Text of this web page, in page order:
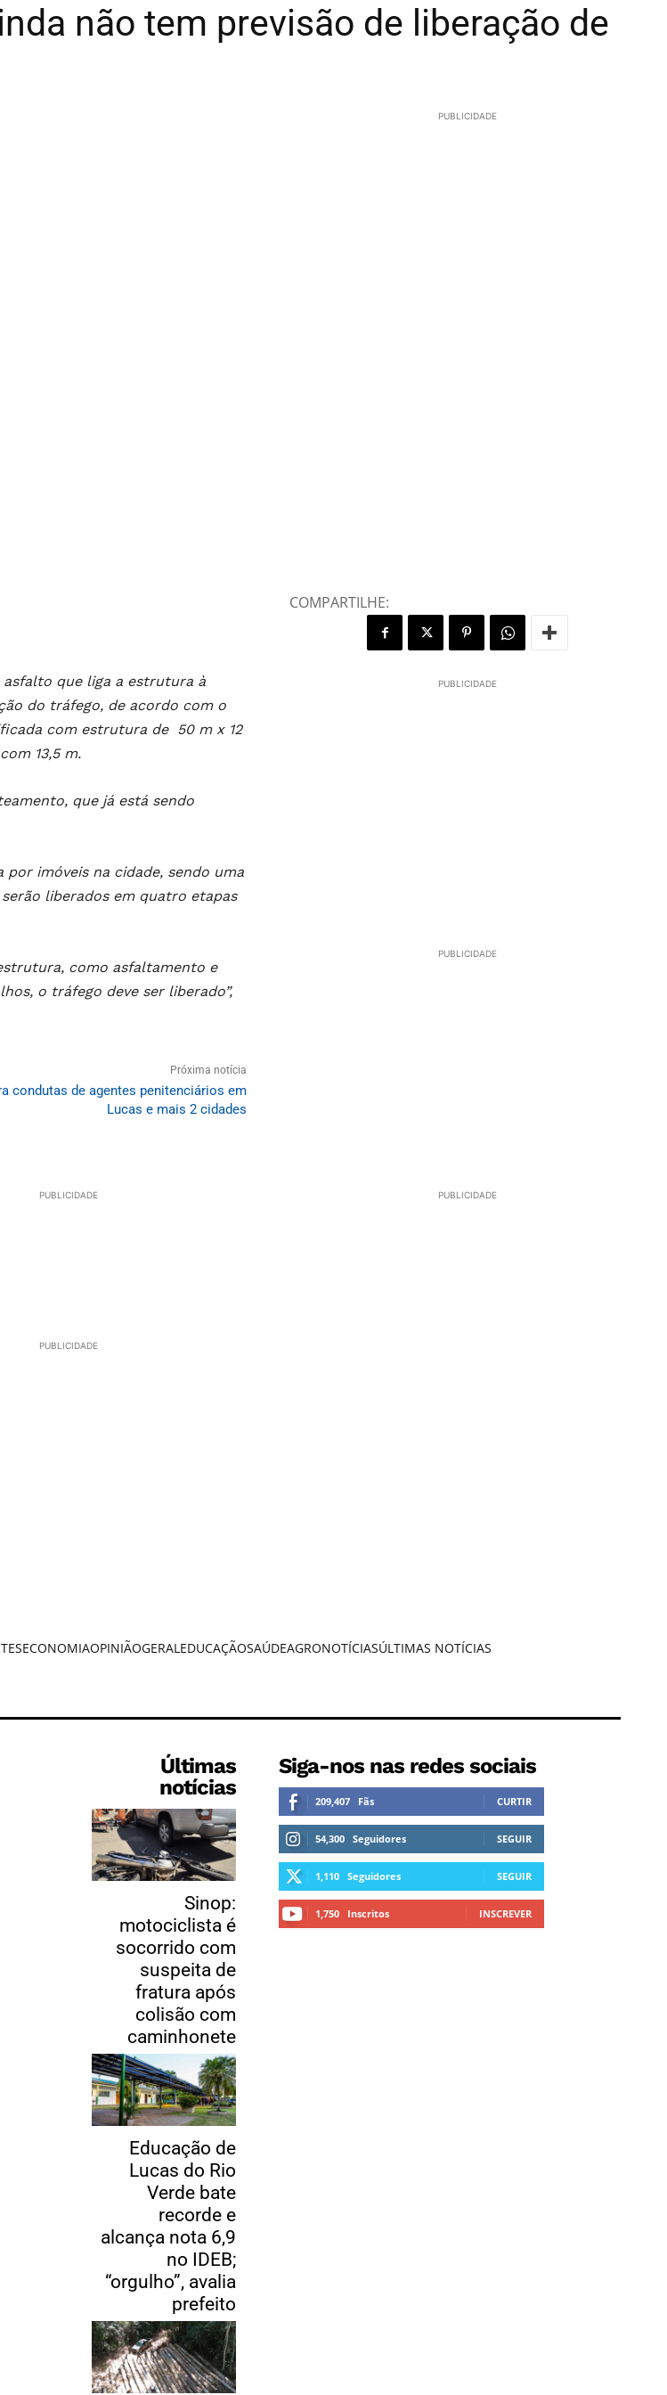
não tem previsão de liberação de
PUBLICIDADE
que liga a estrutura à
do tráfego, de acordo com o
com estrutura de 50 m x 12
13,5 m.
que já está sendo
imóveis na cidade, sendo uma
liberados em quatro etapas
como asfaltamento e
o tráfego deve ser liberado”,
Próxima notícia
condutas de agentes penitenciários em
Lucas e mais 2 cidades
COMPARTILHE:
PUBLICIDADE
PUBLICIDADE
PUBLICIDADE PUBLICIDADE
PUBLICIDADE
ECONOMIAOPINIÃOGERALEDUCAÇÃOSAÚDEAGRONOTÍCIASÚLTIMAS NOTÍCIAS
Últimas
notícias
Sinop:
motociclista é
socorrido com
suspeita de
fratura após
colisão com
caminhonete
Educação de
Lucas do Rio
Verde bate
recorde e
alcança nota 6,9
no IDEB;
“orgulho”, avalia
prefeito
Siga-nos nas redes sociais
209,407 Fãs CURTIR
54,300 Seguidores SEGUIR
1,110 Seguidores SEGUIR
1,750 Inscritos INSCREVER